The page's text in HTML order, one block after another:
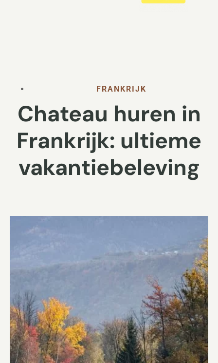
FRANKRIJK
Chateau huren in
Frankrijk: ultieme
vakantiebeleving